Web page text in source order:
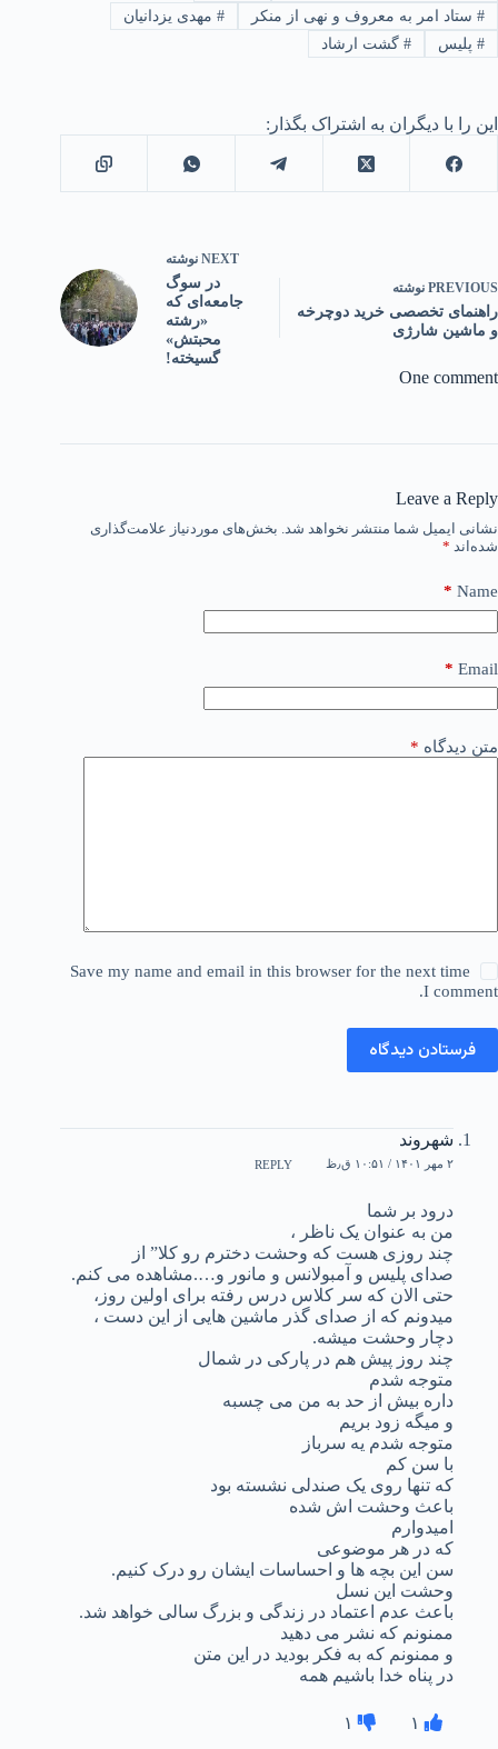
#ستاد امر به معروف و نهی از منکر #مهدی یزدانیان
#پلیس #گشت ارشاد
این را با دیگران به اشتراک بگذار:
PREVIOUS نوشته
راهنمای تخصصی خرید دوچرخه
و ماشین شارژی
NEXT نوشته
در سوگ
جامعه‌ای که
«رشته
محبتش»
گسیخته!
One comment
Leave a Reply
نشانی ایمیل شما منتشر نخواهد شد. بخش‌های موردنیاز علامت‌گذاری
شده‌اند *
Name
*
Email
*
متن دیدگاه *
Save my name and email in this browser for the next time
I comment.
فرستادن دیدگاه
شهروند
۲ مهر ۱۴۰۱ / ۱۰:۵۱ ق٫ظ REPLY
درود بر شما
من به عنوان یک ناظر ،
چند روزی هست که وحشت دخترم رو کلا” از
صدای پلیس و آمبولانس و مانور و….مشاهده می کنم.
حتی الان که سر کلاس درس رفته برای اولین روز،
میدونم که از صدای گذر ماشین هایی از این دست ،
دچار وحشت میشه.
چند روز پیش هم در پارکی در شمال
متوجه شدم
داره بیش از حد به من می چسبه
و میگه زود بریم
متوجه شدم یه سرباز
با سن کم
که تنها روی یک صندلی نشسته بود
باعث وحشت اش شده
امیدوارم
که در هر موضوعی
سن این بچه ها و احساسات ایشان رو درک کنیم.
وحشت این نسل
باعث عدم اعتماد در زندگی و بزرگ سالی خواهد شد.
ممنونم که نشر می دهید
و ممنونم که به فکر بودید در این متن
در پناه خدا باشیم همه
۱ ۱